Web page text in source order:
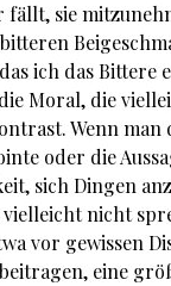
sie
ich das Bittere
Moral, die
Wenn man
oder die
sich Dingen
nicht
vor gewissen
eine